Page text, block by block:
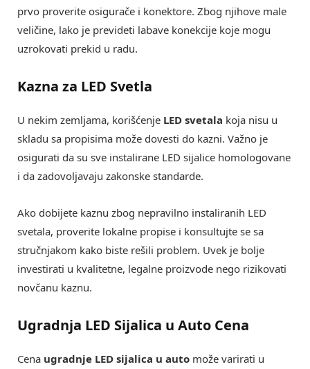
prvo proverite osigurače i konektore. Zbog njihove male
veličine, lako je prevideti labave konekcije koje mogu
uzrokovati prekid u radu.
Kazna za LED Svetla
U nekim zemljama, korišćenje LED svetala koja nisu u
skladu sa propisima može dovesti do kazni. Važno je
osigurati da su sve instalirane LED sijalice homologovane
i da zadovoljavaju zakonske standarde.
Ako dobijete kaznu zbog nepravilno instaliranih LED
svetala, proverite lokalne propise i konsultujte se sa
stručnjakom kako biste rešili problem. Uvek je bolje
investirati u kvalitetne, legalne proizvode nego rizikovati
novčanu kaznu.
Ugradnja LED Sijalica u Auto Cena
Cena ugradnje LED sijalica u auto može varirati u